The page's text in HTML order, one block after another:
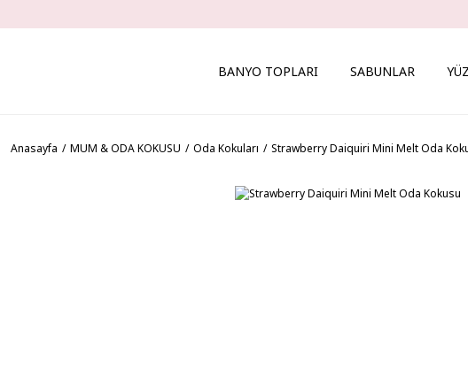
BANYO TOPLARI SABUNLAR
Anasayfa MUM & ODA KOKUSU Oda Kokuları Strawberry Daiquiri Mini Melt Oda